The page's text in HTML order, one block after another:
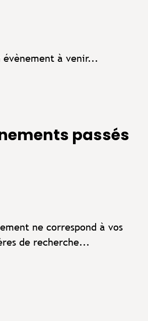
évènement à venir...
passés
ne correspond à vos
de recherche...